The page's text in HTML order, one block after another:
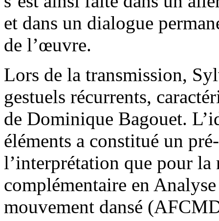
et dans un dialogue
de l’œuvre.
Lors de la transmission,
gestuels récurrents,
de Dominique Bagouet.
éléments a constitué un
l’interprétation que pour
complémentaire en
mouvement dansé